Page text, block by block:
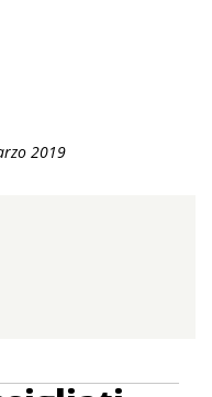
2019